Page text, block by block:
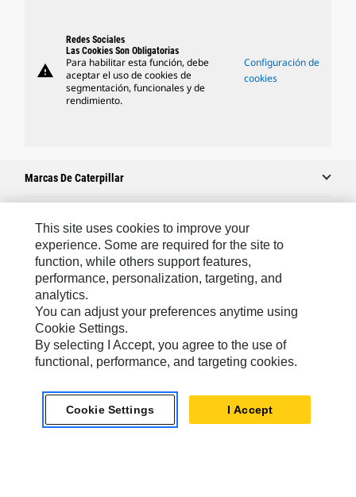
warning
Redes Sociales
Las Cookies Son Obligatorias
Para habilitar esta función, debe
aceptar el uso de cookies de
segmentación, funcionales y de
rendimiento.
Configuración de
cookies
Marcas De Caterpillar
Caterpillar.com
Comuníquese Con Caterpillar
Mis Preferencias De Marketing
Mapa Del Sitio
Cookie Settings
Avisos Legales
Privacidad
This site uses cookies to improve your
experience. Some are required for the site to
function, while others support features,
performance, personalization, targeting, and
analytics.
You can adjust your preferences anytime using
Cookie Settings.
By selecting I Accept, you agree to the use of
functional, performance, and targeting cookies.
Cookie Settings I Accept